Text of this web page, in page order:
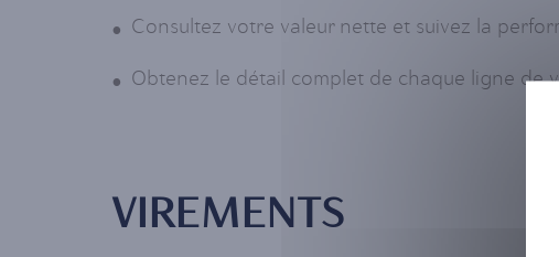
Consultez votre valeur nette et suivez la
Obtenez le détail complet de chaque ligne de
VIREMENTS